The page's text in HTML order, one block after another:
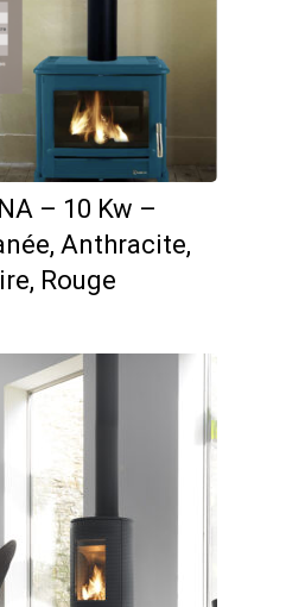
– 10 Kw –
Anthracite,
Rouge